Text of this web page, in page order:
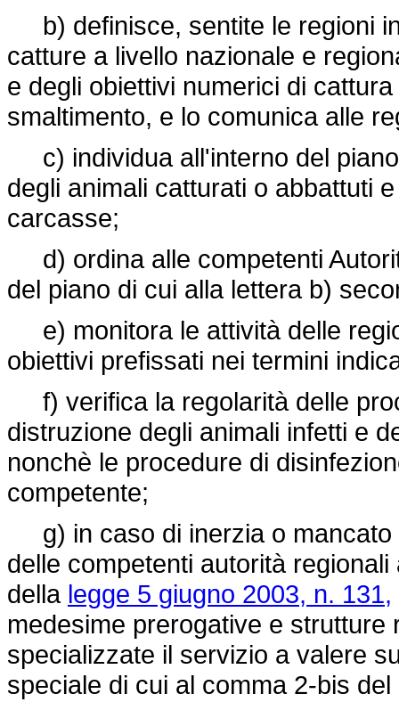
b) definisce, sentite le regioni
catture a livello nazionale e
e degli obiettivi numerici di
smaltimento, e lo comunica alle
c) individua all'interno del
degli animali catturati o abbattuti
carcasse;
d) ordina alle competenti
del piano di cui alla lettera b)
e) monitora le attività delle
obiettivi prefissati nei termini
f) verifica la regolarità delle
distruzione degli animali infetti e
nonchè le procedure di
competente;
g) in caso di inerzia o mancato
delle competenti autorità
della legge 5 giugno 2003, n. 131,
medesime prerogative e strutture
specializzate il servizio a valere
speciale di cui al comma 2-bis